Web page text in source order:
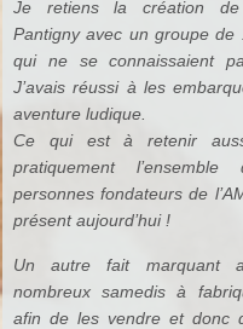
Je retiens la création de
Pantigny avec un groupe de
qui ne se connaissaient
J’avais réussi à les
aventure ludique.
Ce qui est à retenir
pratiquement
personnes fondateurs de
présent aujourd’hui !
Un autre fait marquant
nombreux samedis à
afin de les vendre et donc